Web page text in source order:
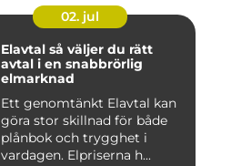
02. jul
Elavtal så väljer du rätt
avtal i en snabbrörlig
elmarknad
Ett genomtänkt Elavtal kan
göra stor skillnad för både
plånbok och trygghet i
vardagen. Elpriserna h...